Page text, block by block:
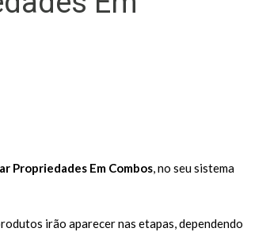
Propriedades Em Combos, no seu sistema
irão aparecer nas etapas, dependendo